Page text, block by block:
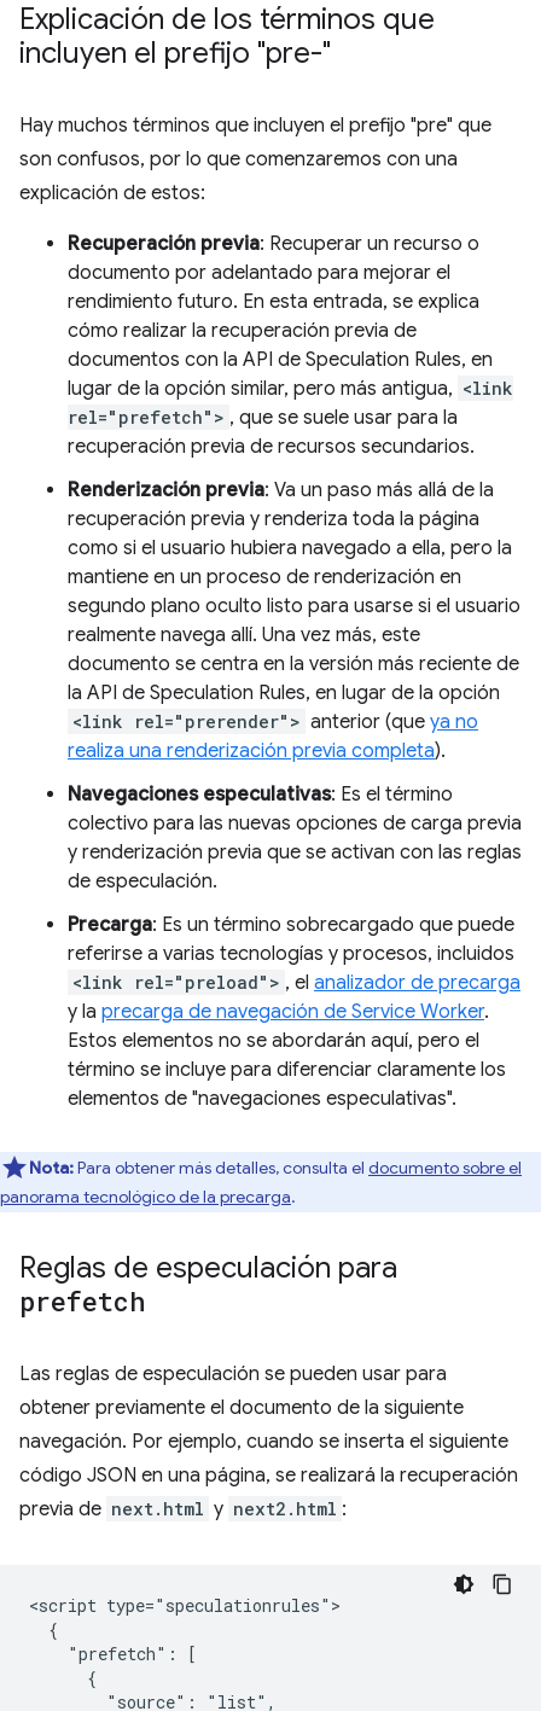
Explicación de los términos que
incluyen el prefijo "pre-"
Hay muchos términos que incluyen el prefijo "pre" que
son confusos, por lo que comenzaremos con una
explicación de estos:
Recuperación previa: Recuperar un recurso o
documento por adelantado para mejorar el
rendimiento futuro. En esta entrada, se explica
cómo realizar la recuperación previa de
documentos con la API de Speculation Rules, en
lugar de la opción similar, pero más antigua, <link
rel="prefetch"> , que se suele usar para la
recuperación previa de recursos secundarios.
Renderización previa: Va un paso más allá de la
recuperación previa y renderiza toda la página
como si el usuario hubiera navegado a ella, pero la
mantiene en un proceso de renderización en
segundo plano oculto listo para usarse si el usuario
realmente navega allí. Una vez más, este
documento se centra en la versión más reciente de
la API de Speculation Rules, en lugar de la opción
<link rel="prerender"> anterior (que ya no
realiza una renderización previa completa).
Navegaciones especulativas: Es el término
colectivo para las nuevas opciones de carga previa
y renderización previa que se activan con las reglas
de especulación.
Precarga: Es un término sobrecargado que puede
referirse a varias tecnologías y procesos, incluidos
<link rel="preload"> , el analizador de precarga
y la precarga de navegación de Service Worker.
Estos elementos no se abordarán aquí, pero el
término se incluye para diferenciar claramente los
elementos de "navegaciones especulativas".
Nota:Para obtener más detalles, consulta el documento sobre el
panorama tecnológico de la precarga.
Reglas de especulación para
prefetch
Las reglas de especulación se pueden usar para
obtener previamente el documento de la siguiente
navegación. Por ejemplo, cuando se inserta el siguiente
código JSON en una página, se realizará la recuperación
previa de next.html y next2.html :
<script type="speculationrules">
  {
    "prefetch": [
      {
        "source": "list",